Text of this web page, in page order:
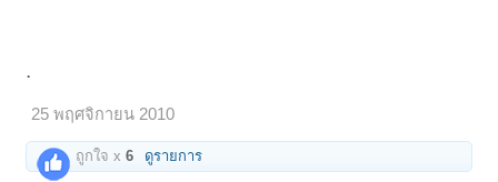
.
25 พฤศจิกายน 2010
ถูกใจ x6 ดูรายการ